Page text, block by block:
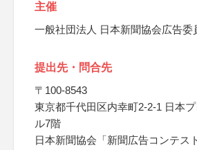
主催
一般社団法人 日本新聞協会広告委
提出先・問合先
〒100-8543
東京都千代田区内幸町2-2-1 日本
ル7階
日本新聞協会「新聞広告コンテス